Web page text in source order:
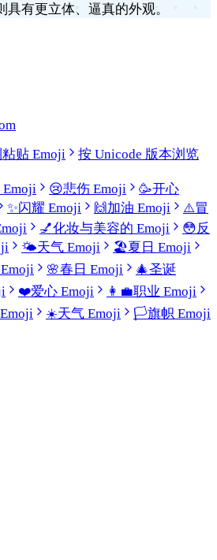
具有更立体、逼真的外观。
贴 Emoji
按 Unicode 版本浏览
Emoji 😢悲伤 Emoji 🥳开心
✨闪耀 Emoji 🙌 加油 Emoji ⚠️冒
💅化妆与美容的 Emoji 😳反
🌤️天气 Emoji 🏖️夏日 Emoji
🌸春日 Emoji 🎄圣诞
❤️爱心 Emoji 👩‍💼职业 Emoji
☀️天气 Emoji 🏳️旗帜 Emoji